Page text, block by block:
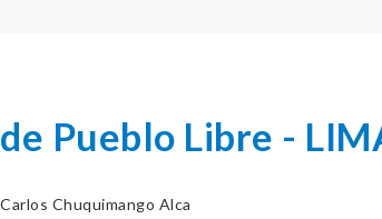
Pueblo Libre -
Chuquimango Alca